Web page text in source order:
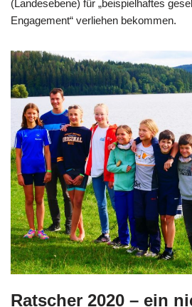
(Landesebene) für „beispielhaftes
Engagement“ verliehen bekommen.
Ratscher 2020 – ein